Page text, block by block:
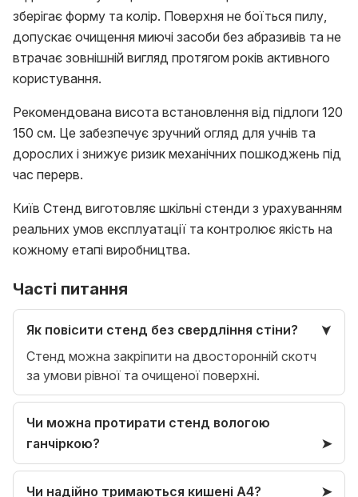
зберігає форму та колір. Поверхня не боїться пилу,
допускає очищення миючі засоби без абразивів та не
втрачає зовнішній вигляд протягом років активного
користування.
Рекомендована висота встановлення від підлоги 120
150 см. Це забезпечує зручний огляд для учнів та
дорослих і знижує ризик механічних пошкоджень під
час перерв.
Київ Стенд виготовляє шкільні стенди з урахуванням
реальних умов експлуатації та контролює якість на
кожному етапі виробництва.
Часті питання
Як повісити стенд без свердління стіни?
Стенд можна закріпити на двосторонній скотч
за умови рівної та очищеної поверхні.
Чи можна протирати стенд вологою
ганчіркою?
Чи надійно тримаються кишені А4?